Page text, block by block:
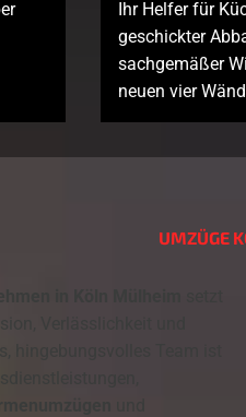
Ihr Helfer für
geschickter
sachgemäßer
neuen vier
UMZÜGE
in Köln Mülheim
Verlässlichkeit und
hingebungsvolles Team ist